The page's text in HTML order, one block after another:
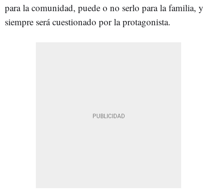
para la comunidad, puede o no serlo para la familia, y
siempre será cuestionado por la protagonista.